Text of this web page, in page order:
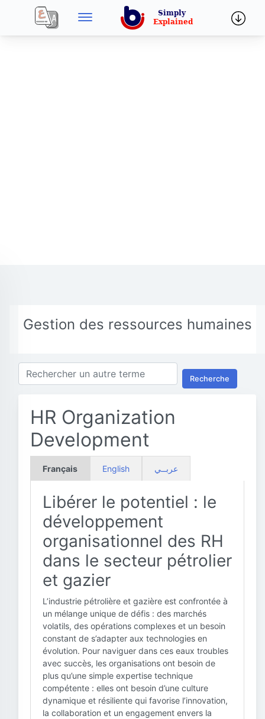
Gestion des ressources humaines
Recherche
HR Organization
Development
Français English عربــي
Libérer le potentiel : le
développement
organisationnel des RH
dans le secteur pétrolier
et gazier
L’industrie pétrolière et gazière est confrontée à
un mélange unique de défis : des marchés
volatils, des opérations complexes et un besoin
constant de s’adapter aux technologies en
évolution. Pour naviguer dans ces eaux troubles
avec succès, les organisations ont besoin de
plus qu’une simple expertise technique
compétente : elles ont besoin d’une culture
dynamique et résiliente qui favorise l’innovation,
la collaboration et un engagement envers la